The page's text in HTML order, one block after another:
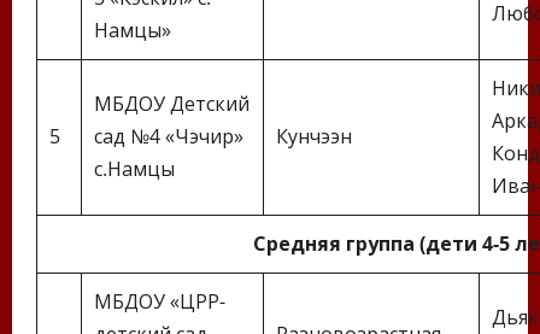
Намцы»
5
МБДОУ Детский
сад №4 «Чэчир»
с.Намцы
Кунчээн
Средняя группа (дети 4-5
МБДОУ «ЦРР-